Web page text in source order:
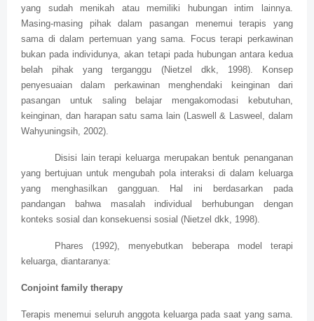
yang sudah menikah atau memiliki hubungan intim lainnya.
Masing-masing pihak dalam pasangan menemui terapis yang
sama di dalam pertemuan yang sama. Focus terapi perkawinan
bukan pada individunya, akan tetapi pada hubungan antara kedua
belah pihak yang terganggu (Nietzel dkk, 1998). Konsep
penyesuaian dalam perkawinan menghendaki keinginan dari
pasangan untuk saling belajar mengakomodasi kebutuhan,
keinginan, dan harapan satu sama lain (Laswell & Lasweel, dalam
Wahyuningsih, 2002).
Disisi lain terapi keluarga merupakan bentuk penanganan
yang bertujuan untuk mengubah pola interaksi di dalam keluarga
yang menghasilkan gangguan. Hal ini berdasarkan pada
pandangan bahwa masalah individual berhubungan dengan
konteks sosial dan konsekuensi sosial (Nietzel dkk, 1998).
Phares (1992), menyebutkan beberapa model terapi
keluarga, diantaranya:
Conjoint family therapy
Terapis menemui seluruh anggota keluarga pada saat yang sama.